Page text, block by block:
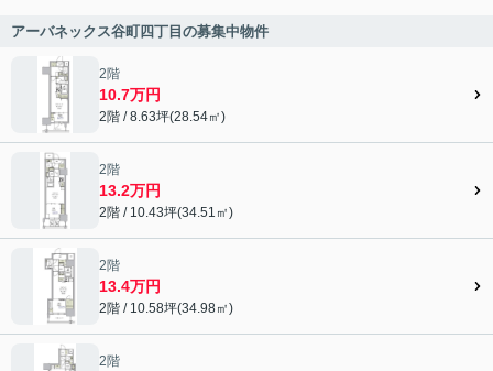
アーバネックス谷町四丁目の募集中物件
2階
10.7万円
2階 / 8.63坪(28.54㎡)
2階
13.2万円
2階 / 10.43坪(34.51㎡)
2階
13.4万円
2階 / 10.58坪(34.98㎡)
2階